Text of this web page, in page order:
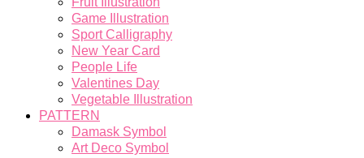
Game Illustration
Sport Calligraphy
New Year Card
People Life
Valentines Day
Vegetable Illustration
PATTERN
Damask Symbol
Art Deco Symbol